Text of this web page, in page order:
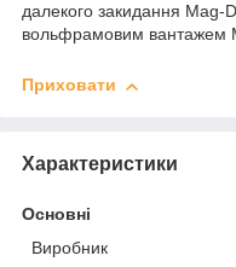
далекого закидання Mag-
вольфрамовим вантажем
Приховати
Характеристики
Основні
Виробник